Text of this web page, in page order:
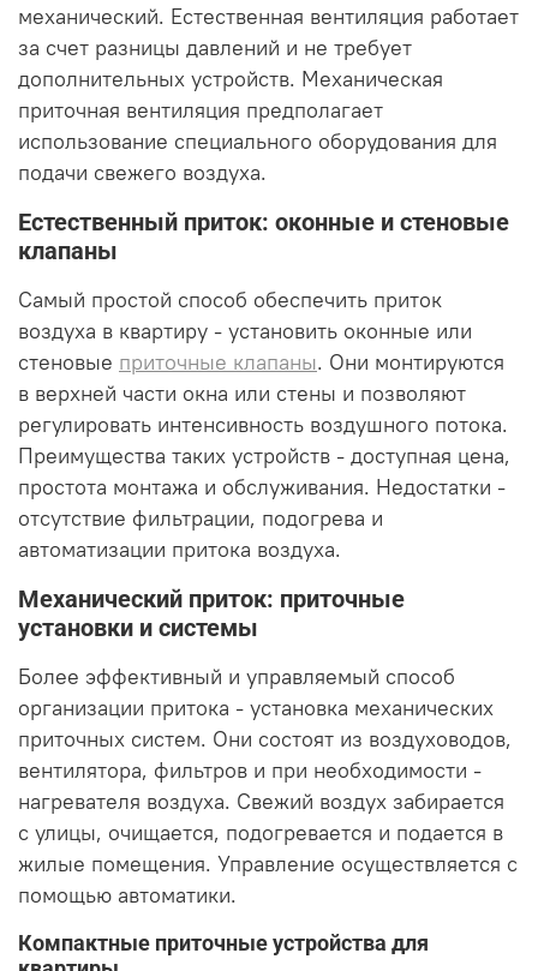
механический. Естественная вентиляция работает
за счет разницы давлений и не требует
дополнительных устройств. Механическая
приточная вентиляция предполагает
использование специального оборудования для
подачи свежего воздуха.
Естественный приток: оконные и стеновые
клапаны
Самый простой способ обеспечить приток
воздуха в квартиру - установить оконные или
стеновые приточные клапаны. Они монтируются
в верхней части окна или стены и позволяют
регулировать интенсивность воздушного потока.
Преимущества таких устройств - доступная цена,
простота монтажа и обслуживания. Недостатки -
отсутствие фильтрации, подогрева и
автоматизации притока воздуха.
Механический приток: приточные
установки и системы
Более эффективный и управляемый способ
организации притока - установка механических
приточных систем. Они состоят из воздуховодов,
вентилятора, фильтров и при необходимости -
нагревателя воздуха. Свежий воздух забирается
с улицы, очищается, подогревается и подается в
жилые помещения. Управление осуществляется с
помощью автоматики.
Компактные приточные устройства для